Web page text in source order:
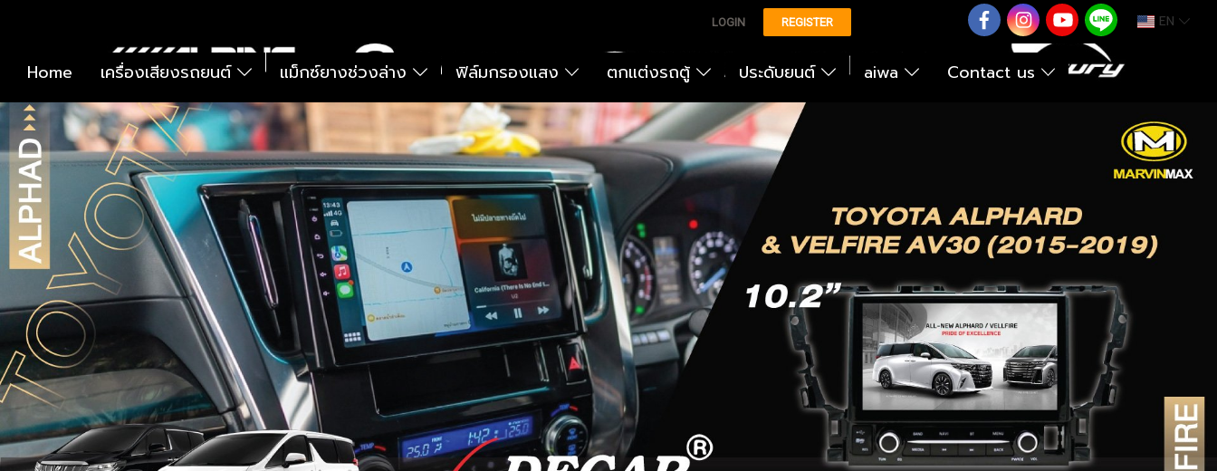
LOGIN REGISTER EN
Home เครื่องเสียงรถยนต์ แม็กซ์ยางช่วงล่าง ฟิล์มกรองแสง ตกแต่งรถตู้ ประดับยนต์ aiwa Contact us